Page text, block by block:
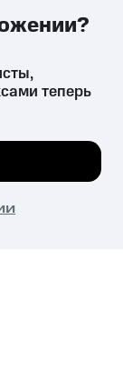
вред здоровью,
теперь